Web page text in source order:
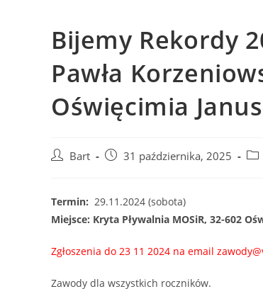
Bijemy Rekordy
Pawła
Oświęcimia
Bart 31 października, 2025
Termin: 29.11.2024 (sobota)
Miejsce: Kryta Pływalnia MOSiR, 32-602
Zgłoszenia do 23 11 2024 na email
Zawody dla wszystkich roczników.